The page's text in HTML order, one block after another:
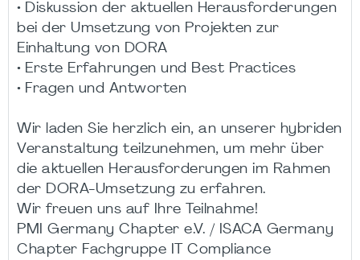
• Diskussion der aktuellen Herausforderungen
bei der Umsetzung von Projekten zur
Einhaltung von DORA
• Erste Erfahrungen und Best Practices
• Fragen und Antworten
Wir laden Sie herzlich ein, an unserer hybriden
Veranstaltung teilzunehmen, um mehr über
die aktuellen Herausforderungen im Rahmen
der DORA-Umsetzung zu erfahren.
Wir freuen uns auf Ihre Teilnahme!
PMI Germany Chapter e.V. / ISACA Germany
Chapter Fachgruppe IT Compliance